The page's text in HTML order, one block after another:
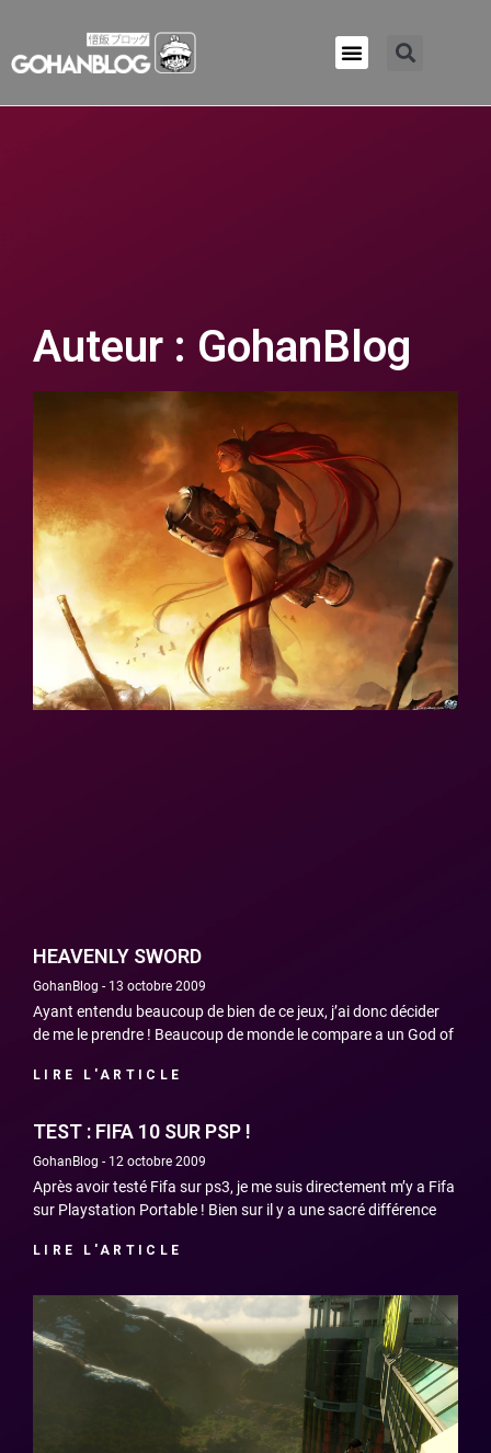
Auteur : GohanBlog
HEAVENLY SWORD
GohanBlog 13 octobre 2009
Ayant entendu beaucoup de bien de ce jeux, j’ai donc décider
de me le prendre ! Beaucoup de monde le compare a un God of
LIRE L'ARTICLE
TEST : FIFA 10 SUR PSP !
GohanBlog 12 octobre 2009
Après avoir testé Fifa sur ps3, je me suis directement m’y a Fifa
sur Playstation Portable ! Bien sur il y a une sacré différence
LIRE L'ARTICLE